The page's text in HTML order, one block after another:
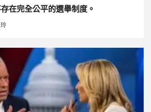
在完全公平的選舉制度。